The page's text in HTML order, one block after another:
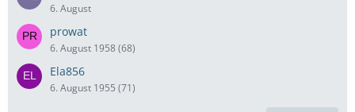
6. August
prowat
6. August 1958 (68)
Ela856
6. August 1955 (71)